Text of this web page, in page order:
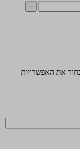
את האפשרויות